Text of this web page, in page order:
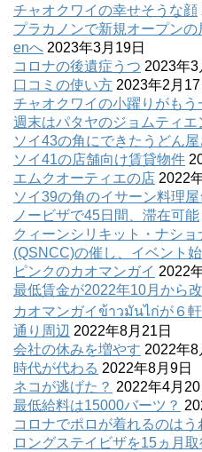
チャオクワイの幸せそうな顔
プラカノンで新規オープン
enへ 2023年3月19日
コロナの後遺症うつ 2023年3
口コミの使い方 2023年2月17
チャオクワイの小躍りがもう
週末はパタヤのジョムティエ
ソイ43の角にできたうどん屋
ソイ41の店舗向け賃貸物件
エムクオーティエの店 2022
ソイ39の角のイサーン料理屋
ノービザで45日間、滞在可能
クィーンシリキット・ナシ
(QSNCC)の催し、イベント
ピンクのカオマンガイ 2022
最低賃金が2022年10月から
カオマンガイข้าวมันไก่が６
通り周辺 2022年8月21日
会社の休みを増やす 2022年8
時代が代わる 2022年8月9日
ネコが逃げた？ 2022年4月20
最低給料は15000バーツ？
コロナでポロが着れるのはう
ロングステイビザを15ヵ月取